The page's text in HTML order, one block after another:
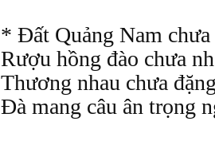
* Đất Quảng Nam chưa
Rượu hồng đào chưa
Thương nhau chưa
Đà mang câu ân trọng